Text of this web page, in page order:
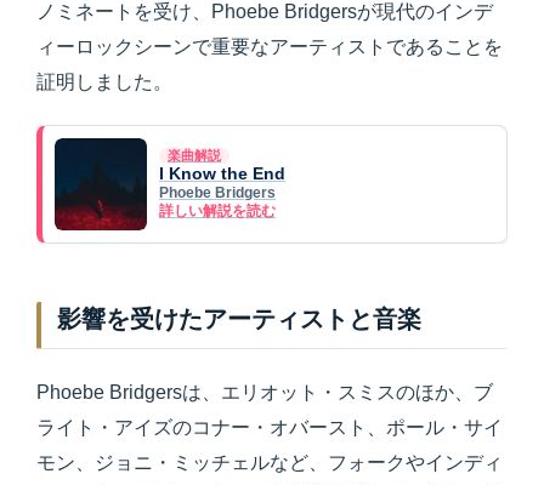
ノミネートを受け、Phoebe Bridgersが現代のインデ
ィーロックシーンで重要なアーティストであることを
証明しました。
楽曲解説
I Know the End
Phoebe Bridgers
詳しい解説を読む
影響を受けたアーティストと音楽
Phoebe Bridgersは、エリオット・スミスのほか、ブ
ライト・アイズのコナー・オバースト、ポール・サイ
モン、ジョニ・ミッチェルなど、フォークやインディ